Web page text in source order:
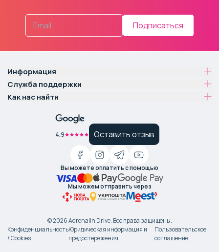
Подписаться
Информация
Служба поддержки
Как нас найти
4.9 Оставить отзыв
Вы можете оплатить с помощью
Мы можем отправить через
©2026Adrenalin Drive. Все права защищены.
Конфиденциальность
/ Cookies
Юридическая информация и
предостережения
Пользовательское
соглашение